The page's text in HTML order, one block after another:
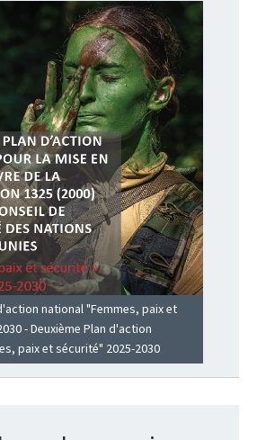
national "Femmes, paix et
- Deuxième Plan d'action
paix et sécurité" 2025-2030